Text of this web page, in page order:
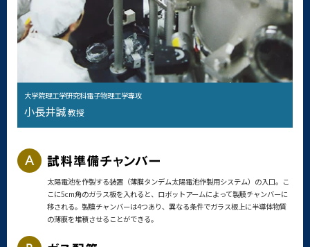
大学院理工学研究科電子物理工学専攻
小長井誠教授
太陽電池を作製する装置（薄膜タンデム太陽電池作製用システム）の入口。こ
こに5cm角のガラス板を入れると、ロボットアームによって製膜チャンバーに
移される。製膜チャンバーは4つあり、異なる条件でガラス板上に半導体物質
の薄膜を堆積させることができる。